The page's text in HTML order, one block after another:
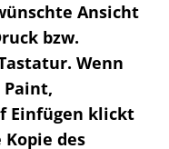
Ansicht
bzw.
Wenn
Einfügen klickt
des